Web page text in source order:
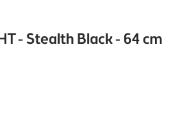
- Stealth Black - 64 cm